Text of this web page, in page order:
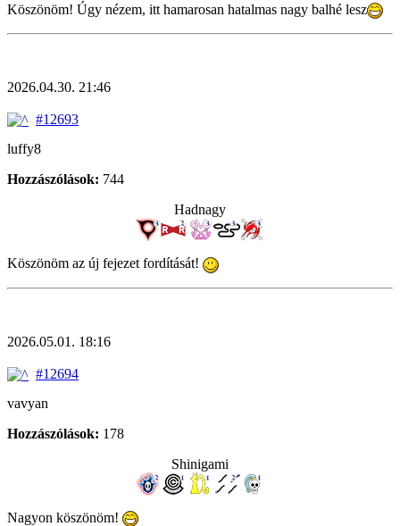
Köszönöm! Úgy nézem, itt hamarosan hatalmas nagy balhé lesz
2026.04.30. 21:46
#12693
luffy8
Hozzászólások: 744
Hadnagy
Köszönöm az új fejezet fordítását!
2026.05.01. 18:16
#12694
vavyan
Hozzászólások: 178
Shinigami
Nagyon köszönöm!